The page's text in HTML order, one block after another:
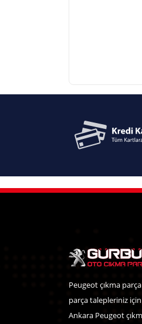
Peugeot çıkma
parça talepleriniz
Ankara Peugeot